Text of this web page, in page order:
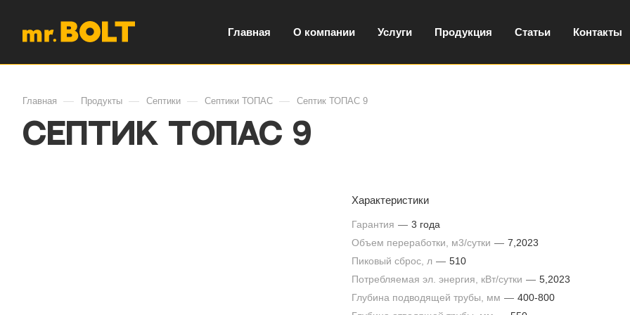
Главная О компании Услуги Продукция Статьи Контакты
Главная — Продукты — Септики — Септики ТОПАС — Септик ТОПАС 9
Септик ТОПАС 9
Характеристики
Гарантия — 3 года
Объем переработки, м3/сутки — 7,2023
Пиковый сброс, л — 510
Потребляемая эл. энергия, кВт/сутки — 5,2023
Глубина подводящей трубы, мм — 400-800